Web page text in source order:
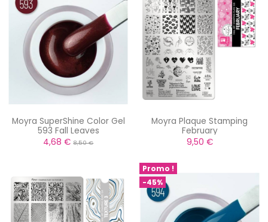
Moyra SuperShine Color Gel
593 Fall Leaves
4,68 €8,50 €
Moyra Plaque Stamping
February
9,50 €
Promo !
-45%